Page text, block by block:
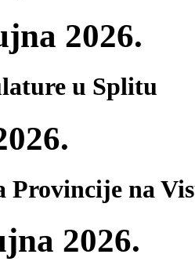
2026.
u Splitu
Provincije na
2026.